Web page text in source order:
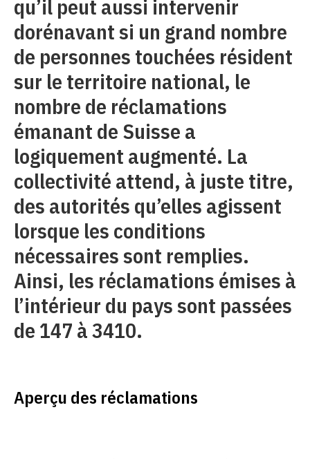
qu’il peut aussi intervenir
dorénavant si un grand nombre
de personnes touchées résident
sur le territoire national, le
nombre de réclamations
émanant de Suisse a
logiquement augmenté. La
collectivité attend, à juste titre,
des autorités qu’elles agissent
lorsque les conditions
nécessaires sont remplies.
Ainsi, les réclamations émises à
l’intérieur du pays sont passées
de 147 à 3410.
Aperçu des réclamations